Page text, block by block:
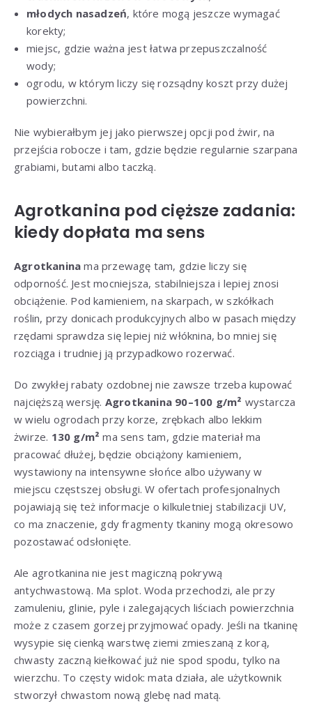
młodych nasadzeń, które mogą jeszcze wymagać
korekty;
miejsc, gdzie ważna jest łatwa przepuszczalność
wody;
ogrodu, w którym liczy się rozsądny koszt przy dużej
powierzchni.
Nie wybierałbym jej jako pierwszej opcji pod żwir, na
przejścia robocze i tam, gdzie będzie regularnie szarpana
grabiami, butami albo taczką.
Agrotkanina pod cięższe zadania:
kiedy dopłata ma sens
Agrotkanina ma przewagę tam, gdzie liczy się
odporność. Jest mocniejsza, stabilniejsza i lepiej znosi
obciążenie. Pod kamieniem, na skarpach, w szkółkach
roślin, przy donicach produkcyjnych albo w pasach między
rzędami sprawdza się lepiej niż włóknina, bo mniej się
rozciąga i trudniej ją przypadkowo rozerwać.
Do zwykłej rabaty ozdobnej nie zawsze trzeba kupować
najcięższą wersję. Agrotkanina 90–100 g/m² wystarcza
w wielu ogrodach przy korze, zrębkach albo lekkim
żwirze. 130 g/m² ma sens tam, gdzie materiał ma
pracować dłużej, będzie obciążony kamieniem,
wystawiony na intensywne słońce albo używany w
miejscu częstszej obsługi. W ofertach profesjonalnych
pojawiają się też informacje o kilkuletniej stabilizacji UV,
co ma znaczenie, gdy fragmenty tkaniny mogą okresowo
pozostawać odsłonięte.
Ale agrotkanina nie jest magiczną pokrywą
antychwastową. Ma splot. Woda przechodzi, ale przy
zamuleniu, glinie, pyle i zalegających liściach powierzchnia
może z czasem gorzej przyjmować opady. Jeśli na tkaninę
wysypie się cienką warstwę ziemi zmieszaną z korą,
chwasty zaczną kiełkować już nie spod spodu, tylko na
wierzchu. To częsty widok: mata działa, ale użytkownik
stworzył chwastom nową glebę nad matą.